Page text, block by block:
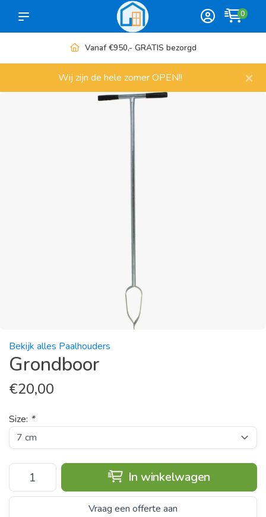
0
Vanaf €950,- GRATIS bezorgd
Wij zijn de hele zomer OPEN!! ×
Bekijk alles Paalhouders
Grondboor
€20,00
Size: *
In winkelwagen
Vraag een offerte aan